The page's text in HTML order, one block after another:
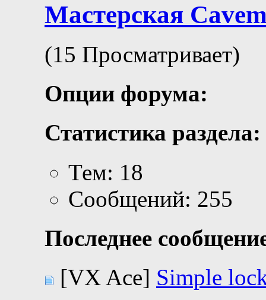
Мастерская
(15 Просматривает)
Опции форума:
Статистика раздела:
Тем: 18
Сообщений: 255
Последнее
[VX Ace] Simple